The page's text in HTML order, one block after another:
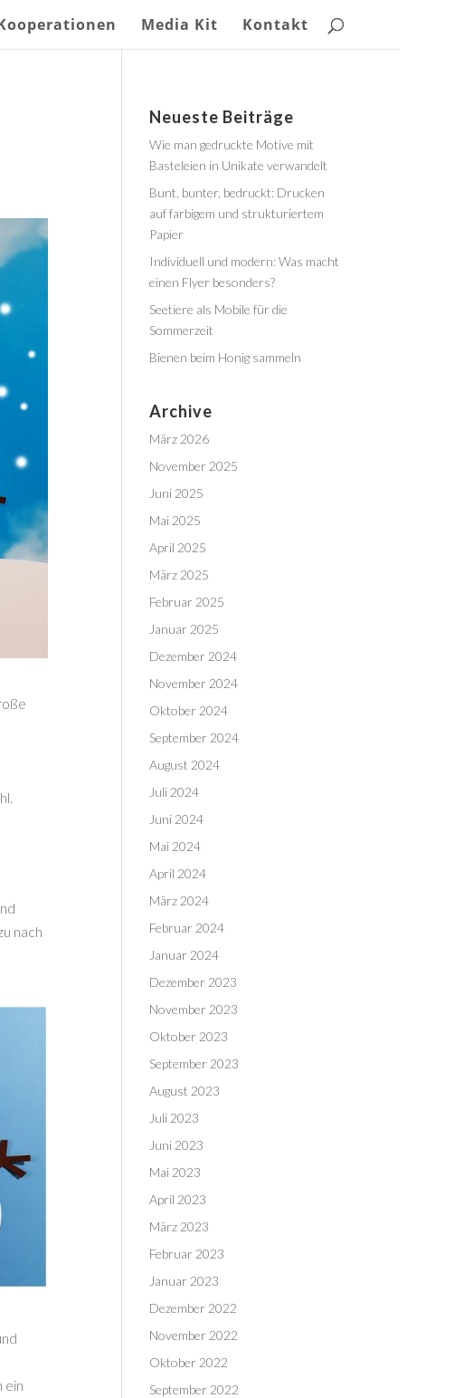
Media Kit Kontakt
nach
ein
Neueste Beiträge
Wie man gedruckte Motive mit
Basteleien in Unikate verwandelt
Bunt, bunter, bedruckt: Drucken
auf farbigem und strukturiertem
Papier
Individuell und modern: Was macht
einen Flyer besonders?
Seetiere als Mobile für die
Sommerzeit
Bienen beim Honig sammeln
Archive
März 2026
November 2025
Juni 2025
Mai 2025
April 2025
März 2025
Februar 2025
Januar 2025
Dezember 2024
November 2024
Oktober 2024
September 2024
August 2024
Juli 2024
Juni 2024
Mai 2024
April 2024
März 2024
Februar 2024
Januar 2024
Dezember 2023
November 2023
Oktober 2023
September 2023
August 2023
Juli 2023
Juni 2023
Mai 2023
April 2023
März 2023
Februar 2023
Januar 2023
Dezember 2022
November 2022
Oktober 2022
September 2022